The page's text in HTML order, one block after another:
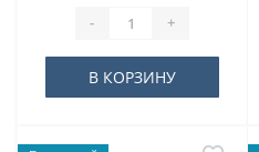
- +
В КОРЗИНУ